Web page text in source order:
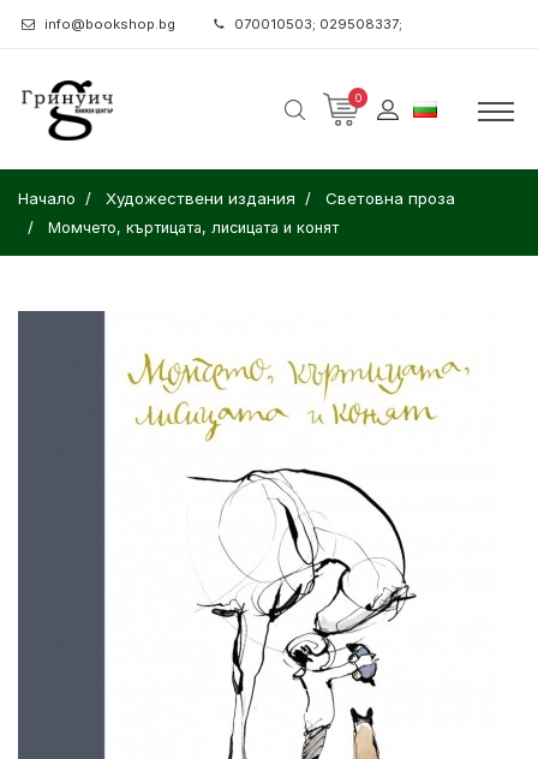
info@bookshop.bg 070010503; 029508337;
0
Начало Художествени издания Световна проза
Момчето, къртицата, лисицата и конят